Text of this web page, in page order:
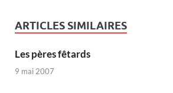
ARTICLES SIMILAIRES
Les pères fêtards
9 mai 2007